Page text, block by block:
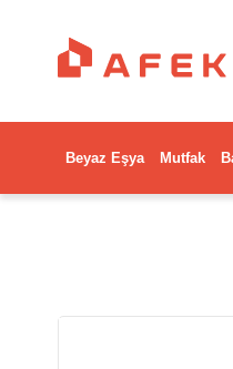
Beyaz Eşya Mutfak